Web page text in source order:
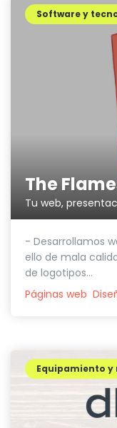
The
Tu web,
Software y
- Desarrollamos
ello de mala
de logotipos...
Páginas web
Equipamiento y